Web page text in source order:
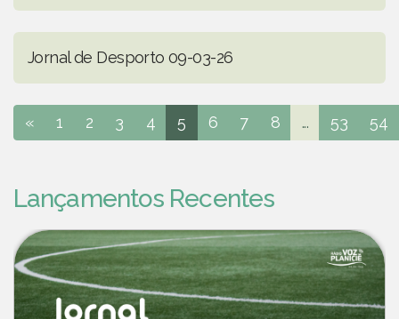
Jornal de Desporto 09-03-26
« 1 2 3 4 5 6 7 8 ... 53 54
Lançamentos Recentes